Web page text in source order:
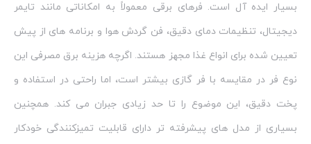
بسیار ایده‌ آل است. فرهای برقی معمولاً به امکاناتی مانند تایمر
دیجیتال، تنظیمات دمای دقیق، فن گردش هوا و برنامه‌ های از پیش
تعیین‌ شده برای انواع غذا مجهز هستند. اگرچه هزینه برق مصرفی این
نوع فر در مقایسه با فر گازی بیشتر است، اما راحتی در استفاده و
پخت دقیق، این موضوع را تا حد زیادی جبران می‌ کند. همچنین
بسیاری از مدل‌ های پیشرفته‌ تر دارای قابلیت تمیزکنندگی خودکار